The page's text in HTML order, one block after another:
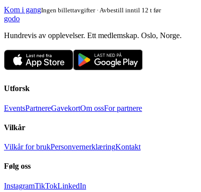
Kom i gangIngen billettavgifter · Avbestill inntil 12 t før
godo
Hundrevis av opplevelser. Ett medlemskap. Oslo, Norge.
Utforsk
EventsPartnereGavekortOm ossFor partnere
Vilkår
Vilkår for brukPersonvernerklæringKontakt
Følg oss
InstagramTikTokLinkedIn